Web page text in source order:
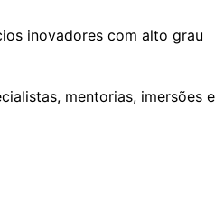
inovadores com alto grau
mentorias, imersões e